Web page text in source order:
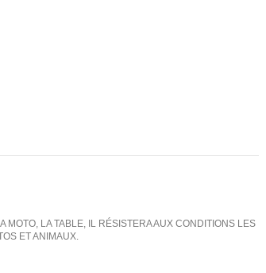
LA TABLE, IL RÉSISTERA AUX CONDITIONS LES
ET ANIMAUX.